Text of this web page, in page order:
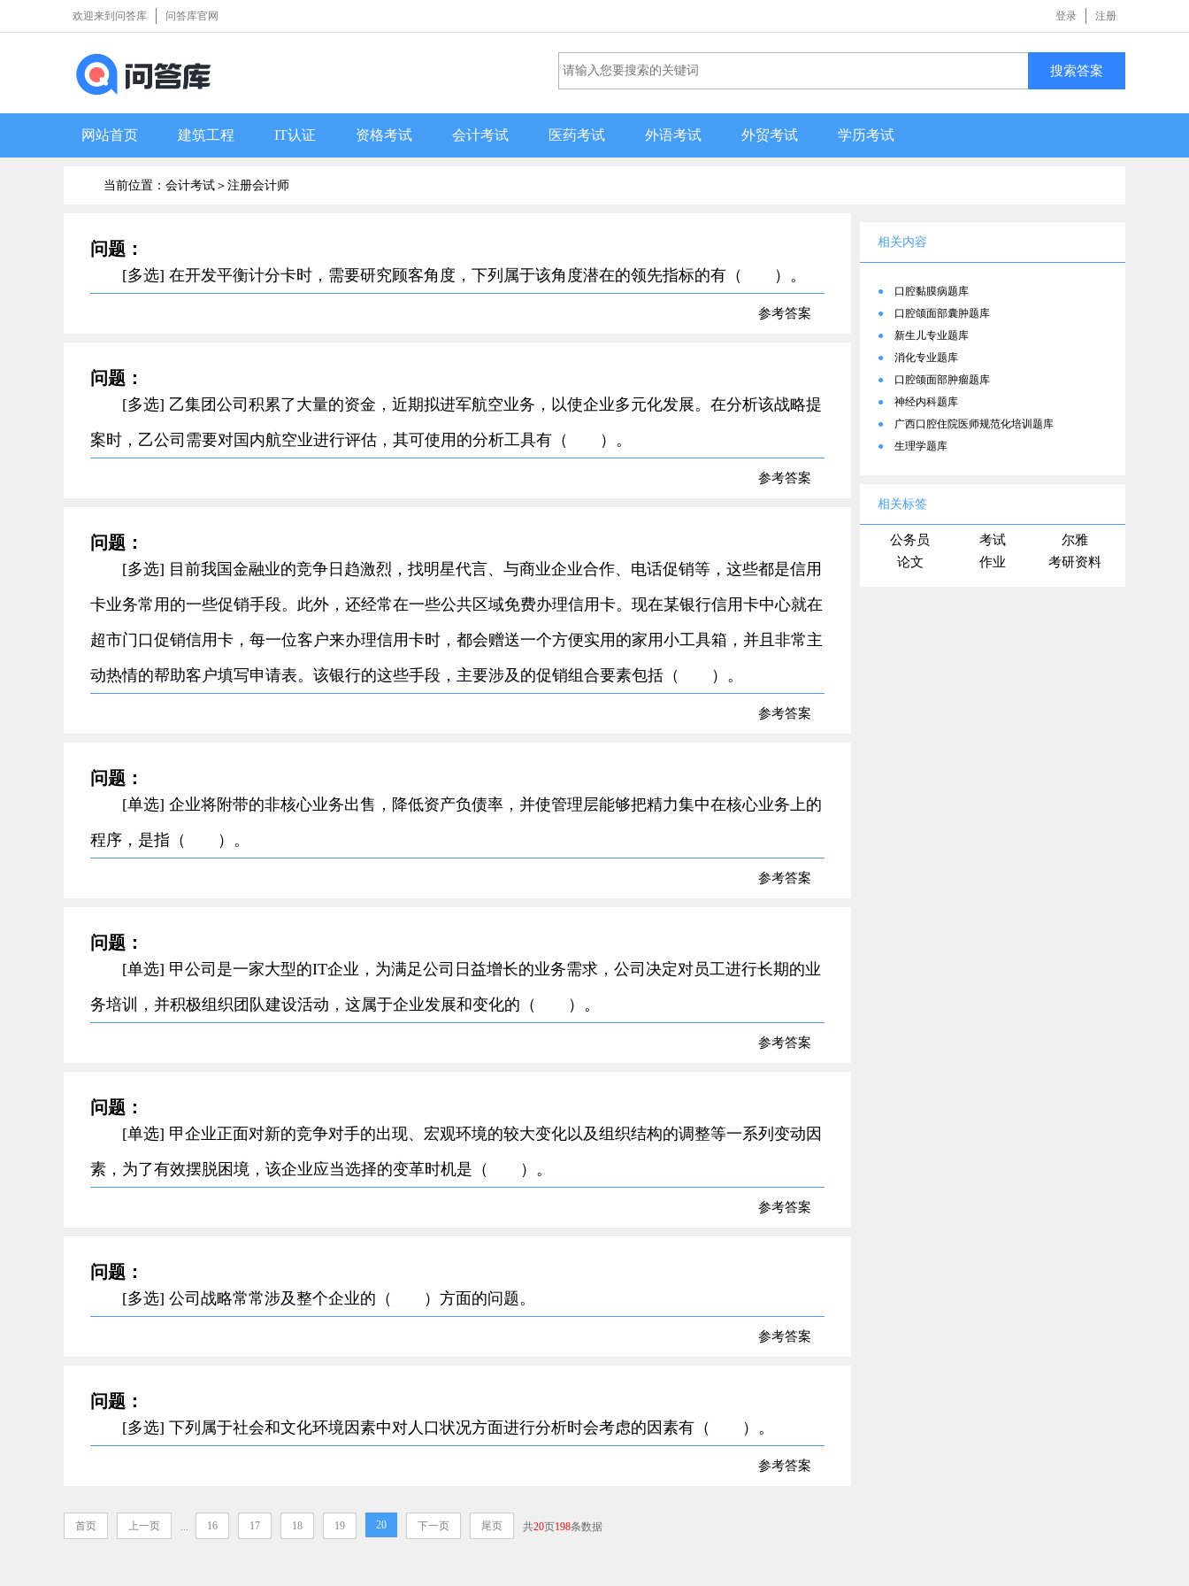
登录 注册
欢迎来到问答库 问答库官网
搜索答案
网站首页 建筑工程 IT认证 资格考试 会计考试 医药考试 外语考试 外贸考试 学历考试
当前位置：会计考试＞ 注册会计师
问题：
[多选] 在开发平衡计分卡时，需要研究顾客角度，下列属于该角度潜在的领先指标的有（ ）。
参考答案
问题：
[多选] 乙集团公司积累了大量的资金，近期拟进军航空业务，以使企业多元化发展。在分析该战略提
案时，乙公司需要对国内航空业进行评估，其可使用的分析工具有（ ）。
参考答案
问题：
[多选] 目前我国金融业的竞争日趋激烈，找明星代言、与商业企业合作、电话促销等，这些都是信用
卡业务常用的一些促销手段。此外，还经常在一些公共区域免费办理信用卡。现在某银行信用卡中心就在
超市门口促销信用卡，每一位客户来办理信用卡时，都会赠送一个方便实用的家用小工具箱，并且非常主
动热情的帮助客户填写申请表。该银行的这些手段，主要涉及的促销组合要素包括（ ）。
参考答案
问题：
[单选] 企业将附带的非核心业务出售，降低资产负债率，并使管理层能够把精力集中在核心业务上的
程序，是指（ ）。
参考答案
问题：
[单选] 甲公司是一家大型的IT企业，为满足公司日益增长的业务需求，公司决定对员工进行长期的业
务培训，并积极组织团队建设活动，这属于企业发展和变化的（ ）。
参考答案
问题：
[单选] 甲企业正面对新的竞争对手的出现、宏观环境的较大变化以及组织结构的调整等一系列变动因
素，为了有效摆脱困境，该企业应当选择的变革时机是（ ）。
参考答案
问题：
[多选] 公司战略常常涉及整个企业的（ ）方面的问题。
参考答案
问题：
[多选] 下列属于社会和文化环境因素中对人口状况方面进行分析时会考虑的因素有（ ）。
参考答案
首页 上一页 ... 16 17 18 19 20 下一页 尾页 共20页198条数据
相关内容
●
口腔黏膜病题库
●
口腔颌面部囊肿题库
●
新生儿专业题库
●
消化专业题库
●
口腔颌面部肿瘤题库
●
神经内科题库
●
广西口腔住院医师规范化培训题库
●
生理学题库
相关标签
公务员 考试
尔雅
论文
作业 考研资料